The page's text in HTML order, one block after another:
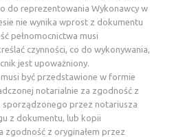
do reprezentowania Wykonawcy w
nie wynika wprost z dokumentu
pełnomocnictwa musi
czynności, co do wykonywania,
jest upoważniony.
być przedstawione w formie
notarialnie za zgodność z
sporządzonego przez notariusza
z dokumentu, lub kopii
zgodność z oryginałem przez